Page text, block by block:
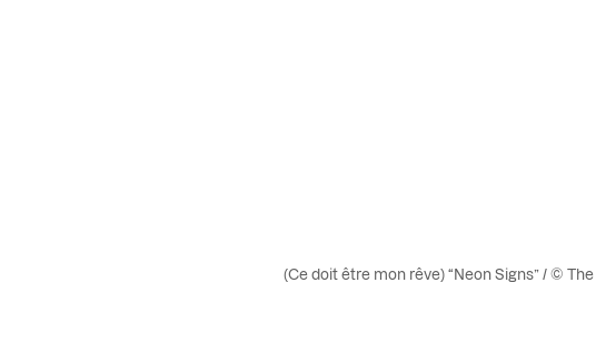
(Ce doit être mon rêve) “Neon Signs” / ©